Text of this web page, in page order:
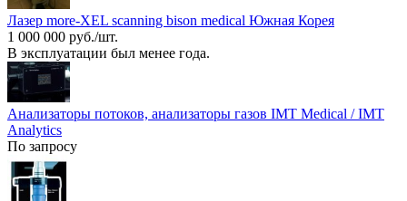
Лазер more-XEL scanning bison medical Южная Корея
1 000 000 руб./шт.
В эксплуатации был менее года.
Анализаторы потоков, анализаторы газов IMT Medical / IMT
Analytics
По запросу